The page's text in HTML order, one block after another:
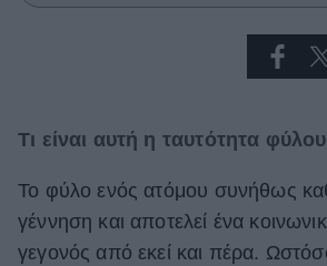
Living
Deco
Cooking
Green
Τι είναι αυτή η ταυτότητα
Το φύλο ενός ατόμου συνήθως
γέννηση και αποτελεί ένα
γεγονός από εκεί και πέρα.